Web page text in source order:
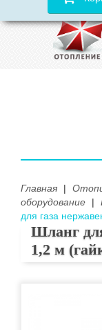
Главная |
оборудование
|
для газа
Шланг
1,2 м